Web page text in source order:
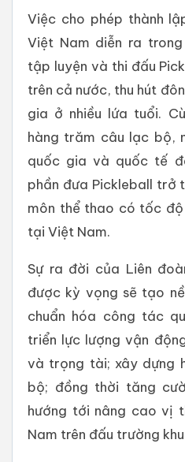
Việc cho phép thành
Việt Nam diễn ra
tập luyện và thi đấu
trên cả nước, thu hút
gia ở nhiều lứa tuổi.
hàng trăm câu lạc bộ,
quốc gia và quốc tế
phần đưa Pickleball trở
môn thể thao có tốc
tại Việt Nam.
Sự ra đời của Liên
được kỳ vọng sẽ tạo
chuẩn hóa công tác
triển lực lượng vận
và trọng tài; xây dựng
bộ; đồng thời tăng
hướng tới nâng cao vị
Nam trên đấu trường